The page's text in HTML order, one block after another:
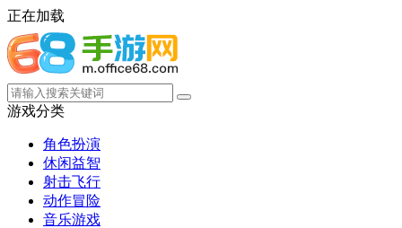
正在加载
游戏分类
角色扮演
休闲益智
射击飞行
动作冒险
音乐游戏